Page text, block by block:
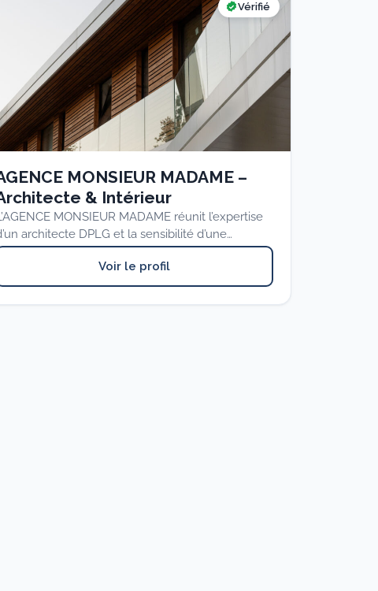
Vérifié
MONSIEUR MADAME –
& Intérieur
MONSIEUR MADAME réunit l’expertise
architecte DPLG et la sensibilité d’une
d’intérieur pour imaginer des espaces…
Voir le profil